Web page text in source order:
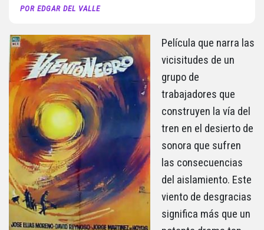
POR EDGAR DEL VALLE
Película que narra las
vicisitudes de un
grupo de
trabajadores que
construyen la vía del
tren en el desierto de
sonora que sufren
las consecuencias
del aislamiento. Este
viento de desgracias
significa más que un